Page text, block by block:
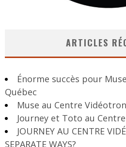
ARTICLES
Énorme succès pour
Québec
Muse au Centre
Journey et Toto au
JOURNEY AU CENTRE
SEPARATE WAYS?